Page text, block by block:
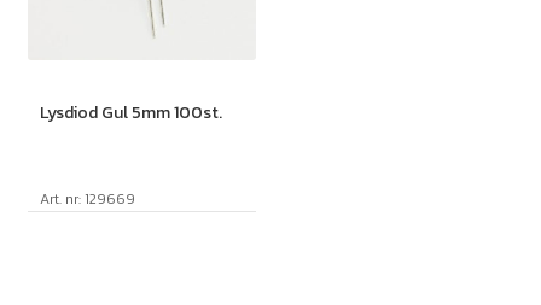
Lysdiod Gul 5mm 100st.
Art. nr: 129669